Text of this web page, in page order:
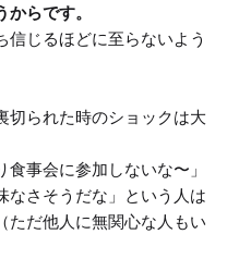
らです。
じるほどに至らないよう
切られた時のショックは大
事会に参加しないな〜」
なさそうだな」という人は
ただ他人に無関心な人もい